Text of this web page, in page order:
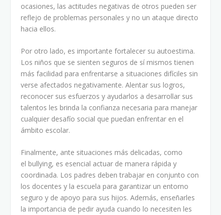
ocasiones, las actitudes negativas de otros pueden ser
reflejo de problemas personales y no un ataque directo
hacia ellos.
Por otro lado, es importante fortalecer su autoestima.
Los niños que se sienten seguros de sí mismos tienen
más facilidad para enfrentarse a situaciones difíciles sin
verse afectados negativamente. Alentar sus logros,
reconocer sus esfuerzos y ayudarlos a desarrollar sus
talentos les brinda la confianza necesaria para manejar
cualquier desafío social que puedan enfrentar en el
ámbito escolar.
Finalmente, ante situaciones más delicadas, como
el bullying, es esencial actuar de manera rápida y
coordinada. Los padres deben trabajar en conjunto con
los docentes y la escuela para garantizar un entorno
seguro y de apoyo para sus hijos. Además, enseñarles
la importancia de pedir ayuda cuando lo necesiten les